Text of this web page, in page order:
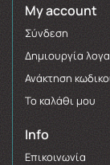
My account
Σύνδεση
Δημιουργία
Ανάκτηση
Το καλάθι μου
Info
Επικοινωνία